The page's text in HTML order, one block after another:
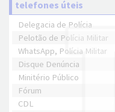
telefones úteis
Delegacia de Polícia
Pelotão de Polícia Militar
WhatsApp, Polícia Militar
Disque Denúncia
Minitério Público
Fórum
CDL